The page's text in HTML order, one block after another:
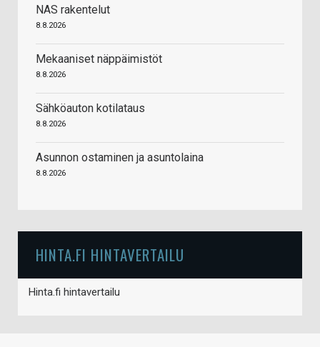
NAS rakentelut
8.8.2026
Mekaaniset näppäimistöt
8.8.2026
Sähköauton kotilataus
8.8.2026
Asunnon ostaminen ja asuntolaina
8.8.2026
HINTA.FI HINTAVERTAILU
Hinta.fi hintavertailu